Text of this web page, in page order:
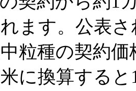
ます。公表
粒種の契約
に換算する